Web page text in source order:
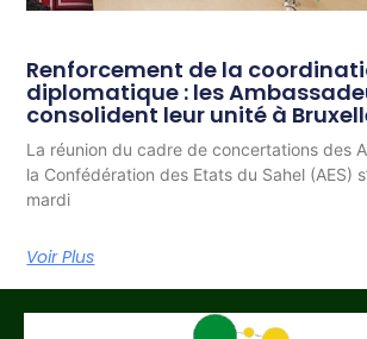
Renforcement de la
diplomatique : les
consolident leur unité à
La réunion du cadre de concertations des
la Confédération des Etats du Sahel (AES)
mardi
Voir Plus